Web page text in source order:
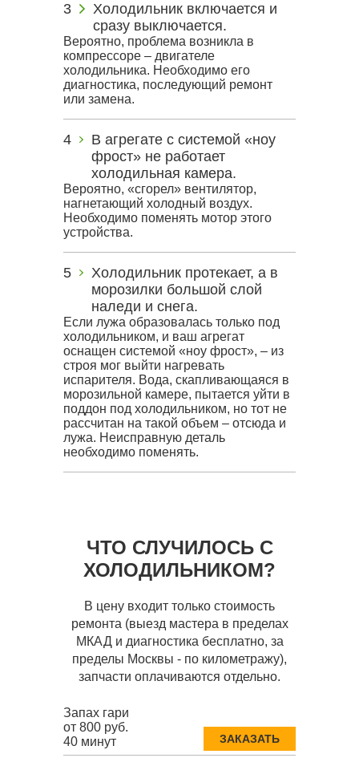
Холодильник включается и
сразу выключается.
Вероятно, проблема возникла в
компрессоре – двигателе
холодильника. Необходимо его
диагностика, последующий ремонт
или замена.
В агрегате с системой «ноу
фрост» не работает
холодильная камера.
Вероятно, «сгорел» вентилятор,
нагнетающий холодный воздух.
Необходимо поменять мотор этого
устройства.
Холодильник протекает, а в
морозилки большой слой
наледи и снега.
Если лужа образовалась только под
холодильником, и ваш агрегат
оснащен системой «ноу фрост», – из
строя мог выйти нагревать
испарителя. Вода, скапливающаяся в
морозильной камере, пытается уйти в
поддон под холодильником, но тот не
рассчитан на такой объем – отсюда и
лужа. Неисправную деталь
необходимо поменять.
ЧТО СЛУЧИЛОСЬ С
ХОЛОДИЛЬНИКОМ?
В цену входит только стоимость
ремонта (выезд мастера в пределах
МКАД и диагностика бесплатно, за
пределы Москвы - по километражу),
запчасти оплачиваются отдельно.
Запах гари
от 800 руб.
40 минут
ЗАКАЗАТЬ